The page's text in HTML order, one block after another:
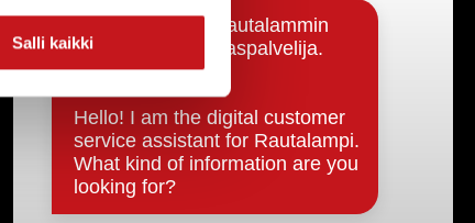
Salli kaikki
Päätöksenteko ja lähidemokratia
Päätökset, esityslistat & pöytäkirjat
Hallinto
Kunnanhallitus
Kunnanvaltuusto